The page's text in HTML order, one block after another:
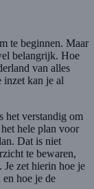
te beginnen. Maar
belangrijk. Hoe
van alles
inzet kan je al
het verstandig om
hele plan voor
Dat is niet
te bewaren,
Je zet hierin hoe je
hoe je de